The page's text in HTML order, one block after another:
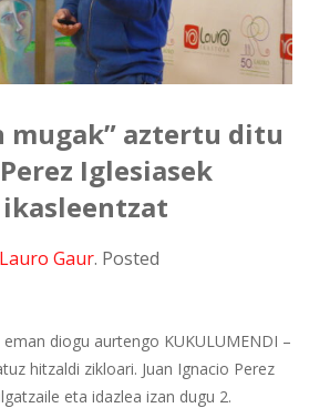
mugak” aztertu ditu
Iglesiasek
Lauro Gaur. Posted
diogu aurtengo KUKULUMENDI –
hitzaldi zikloari. Juan Ignacio Perez
eta idazlea izan dugu 2.